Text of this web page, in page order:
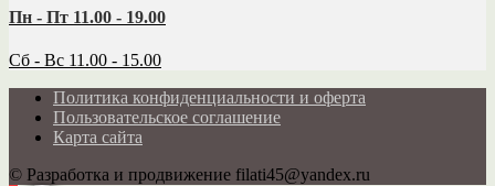
Пн - Пт 11.00 - 19.00
Сб - Вс 11.00 - 15.00
Политика конфиденциальности и оферта
Пользовательское соглашение
Карта сайта
© Разработка и продвижение filati45@yandex.ru